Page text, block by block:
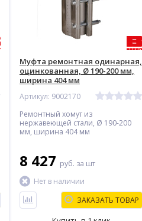
Муфта ремонтная одинарная,
оцинкованная, Ø 190-200 мм,
ширина 404 мм
Артикул: 9002170
Ремонтный хомут из
нержавеющей стали, Ø 190-200
мм, ширина 404 мм
8 427 руб. за шт
Нет в наличии
ЗАКАЗАТЬ ТОВАР